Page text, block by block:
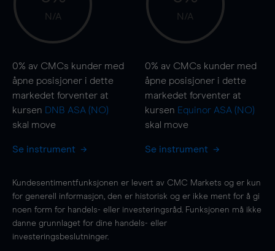
N/A
0% av CMCs kunder med
åpne posisjoner i dette
markedet forventer at
kursen DNB ASA (NO)
skal move
Se instrument
N/A
0% av CMCs kunder med
åpne posisjoner i dette
markedet forventer at
kursen Equinor ASA (NO)
skal move
Se instrument
Kundesentimentfunksjonen er levert av CMC Markets og er kun
for generell informasjon, den er historisk og er ikke ment for å gi
noen form for handels- eller investeringsråd. Funksjonen må ikke
danne grunnlaget for dine handels- eller
investeringsbeslutninger.